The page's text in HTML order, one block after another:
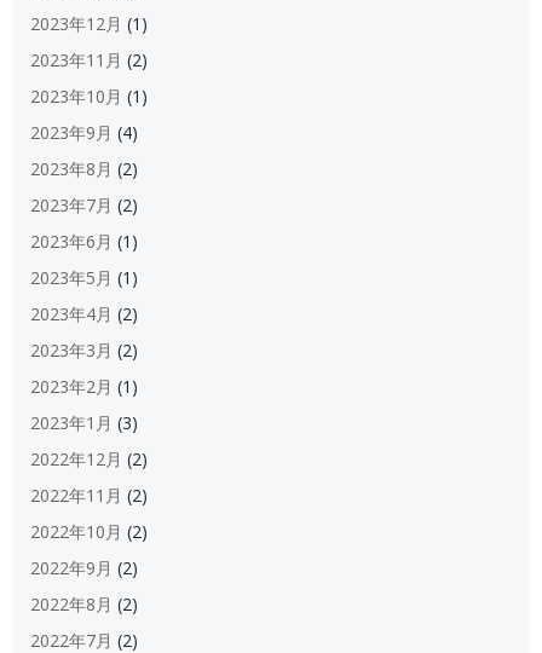
2023年12月 (1)
2023年11月 (2)
2023年10月 (1)
2023年9月 (4)
2023年8月 (2)
2023年7月 (2)
2023年6月 (1)
2023年5月 (1)
2023年4月 (2)
2023年3月 (2)
2023年2月 (1)
2023年1月 (3)
2022年12月 (2)
2022年11月 (2)
2022年10月 (2)
2022年9月 (2)
2022年8月 (2)
2022年7月 (2)